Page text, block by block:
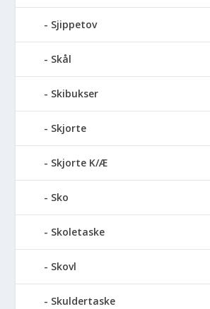
Sjippetov
Skål
Skibukser
Skjorte
Skjorte K/Æ
Sko
Skoletaske
Skovl
Skuldertaske